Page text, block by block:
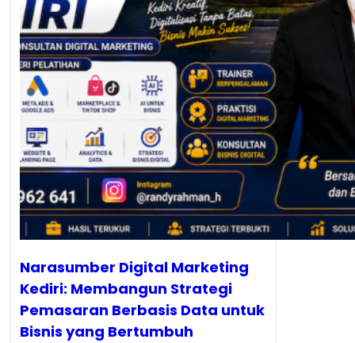
Narasumber Digital Marketing
Kediri: Membangun Strategi
Pemasaran Berbasis Data untuk
Bisnis yang Bertumbuh